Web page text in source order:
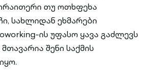
თუ ოთხფეხა
სახლიდან ეხმარები
ის უფასო ყავა გაძლევს
შენი საქმის